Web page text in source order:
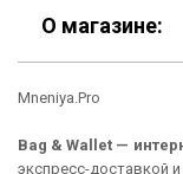
Шоурум
Материалы
Скидки
Кошельки
Сумки
О магазине:
Mneniya.Pro
Bag & Wallet —
экспресс-доставкой